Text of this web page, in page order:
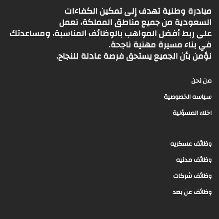
مبادرة وطنية تهدف إلى تمكين الكفاءات
السعودية من جميع مناطق المملكة، نعمل
على ربط أفضل المواهب بالوظائف المناسبة، ومساعدتك
في بناء مسيرة مهنية ناجحة.
نؤمن بأن الجميع يستحق فرصة عادلة للنجاح.
من نحن
سياسه الخصوصية
اخلاء المسؤلية
وظائف عسكريه
وظائف مدنيه
وظائف شركات
وظائف عن بعد